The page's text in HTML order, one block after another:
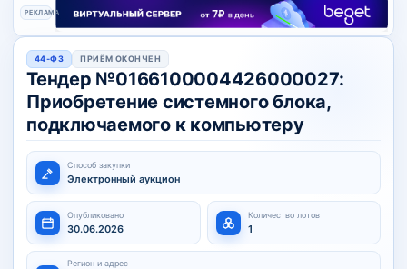
РЕКЛАМА
44-ФЗ ПРИЁМ ОКОНЧЕН
Тендер №0166100004426000027:
Приобретение системного блока,
подключаемого к компьютеру
Способ закупки
Электронный аукцион
Опубликовано
30.06.2026
Количество лотов
1
Регион и адрес